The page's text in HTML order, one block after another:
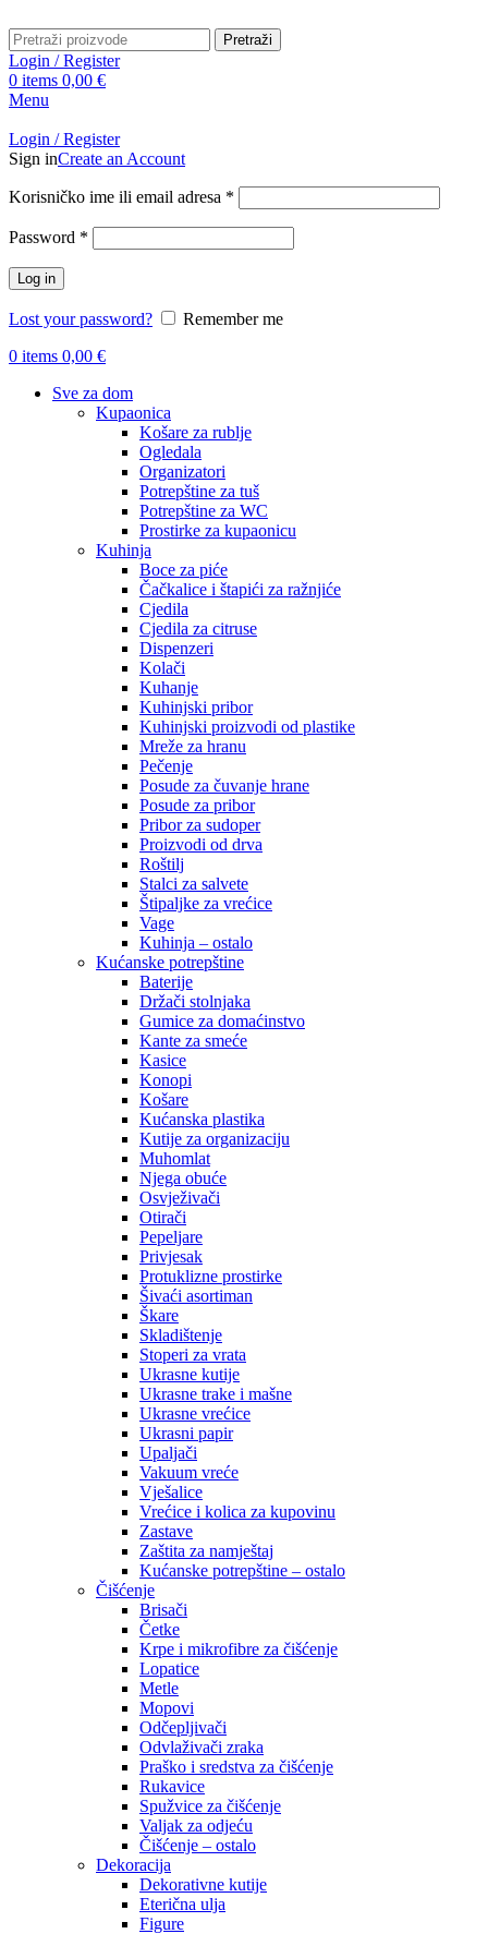
Pretraži
Login / Register
0 items 0,00 €
Menu
Login / Register
Sign inCreate an Account
Korisničko ime ili email adresa *
Password *
Log in
Lost your password?
Remember me
0 items 0,00 €
Sve za dom
Kupaonica
Košare za rublje
Ogledala
Organizatori
Potrepštine za tuš
Potrepštine za WC
Prostirke za kupaonicu
Kuhinja
Boce za piće
Čačkalice i štapići za ražnjiće
Cjedila
Cjedila za citruse
Dispenzeri
Kolači
Kuhanje
Kuhinjski pribor
Kuhinjski proizvodi od plastike
Mreže za hranu
Pečenje
Posude za čuvanje hrane
Posude za pribor
Pribor za sudoper
Proizvodi od drva
Roštilj
Stalci za salvete
Štipaljke za vrećice
Vage
Kuhinja – ostalo
Kućanske potrepštine
Baterije
Držači stolnjaka
Gumice za domaćinstvo
Kante za smeće
Kasice
Konopi
Košare
Kućanska plastika
Kutije za organizaciju
Muhomlat
Njega obuće
Osvježivači
Otirači
Pepeljare
Privjesak
Protuklizne prostirke
Šivaći asortiman
Škare
Skladištenje
Stoperi za vrata
Ukrasne kutije
Ukrasne trake i mašne
Ukrasne vrećice
Ukrasni papir
Upaljači
Vakuum vreće
Vješalice
Vrećice i kolica za kupovinu
Zastave
Zaštita za namještaj
Kućanske potrepštine – ostalo
Čišćenje
Brisači
Četke
Krpe i mikrofibre za čišćenje
Lopatice
Metle
Mopovi
Odčepljivači
Odvlaživači zraka
Praško i sredstva za čišćenje
Rukavice
Spužvice za čišćenje
Valjak za odjeću
Čišćenje – ostalo
Dekoracija
Dekorativne kutije
Eterična ulja
Figure